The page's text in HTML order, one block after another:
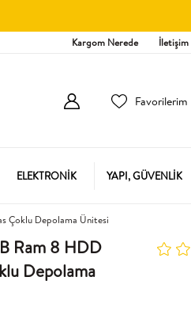
Kargom Nerede İletişim
Favorilerim
ELEKTRONİK YAPI, GÜVENLİK
Çoklu Depolama Ünitesi
Ram 8 HDD
Depolama